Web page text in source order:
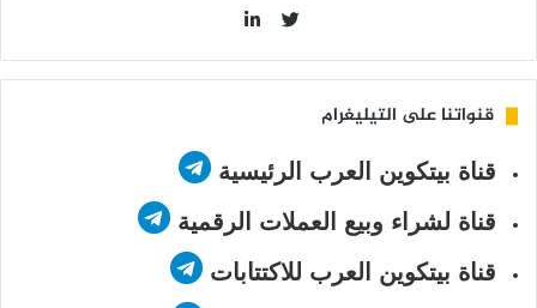
قنواتنا على التيليغرام
قناة بيتكوين العرب الرئيسية
قناة لشراء وبيع العملات الرقمية
قناة بيتكوين العرب للاكتتابات